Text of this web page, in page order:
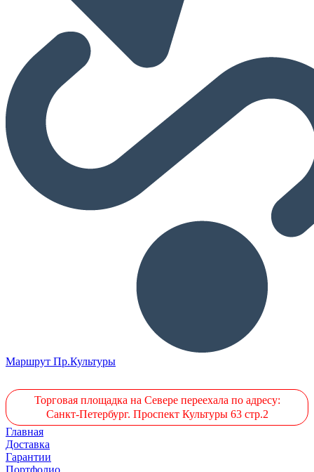
Маршрут Пр.Культуры
Торговая площадка на Севере переехала по адресу:
Санкт-Петербург. Проспект Культуры 63 стр.2
Главная
Доставка
Гарантии
Портфолио